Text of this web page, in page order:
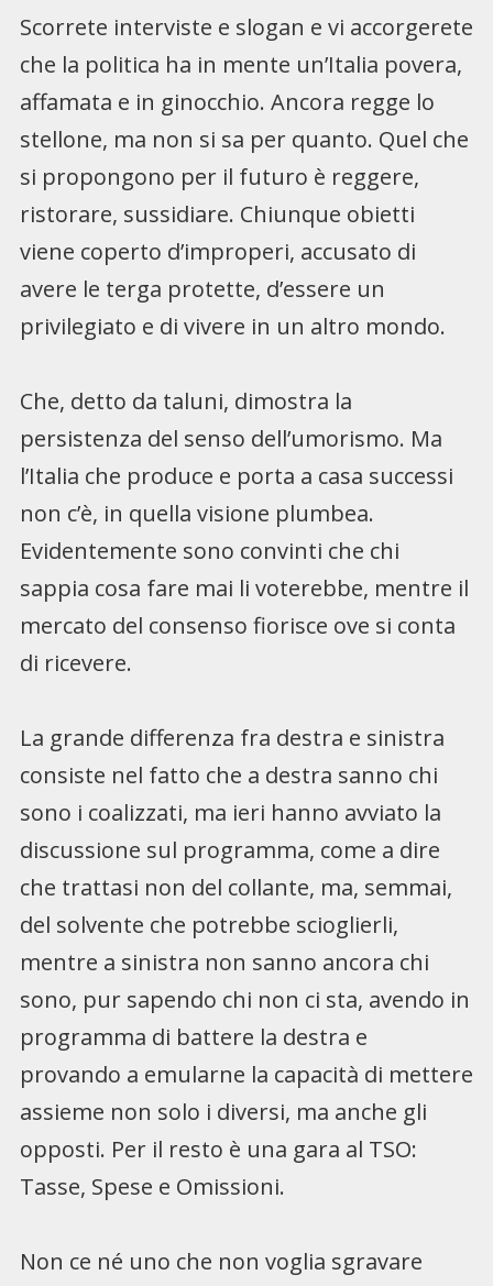
Scorrete interviste e slogan e vi accorgerete
che la politica ha in mente un’Italia povera,
affamata e in ginocchio. Ancora regge lo
stellone, ma non si sa per quanto. Quel che
si propongono per il futuro è reggere,
ristorare, sussidiare. Chiunque obietti
viene coperto d’improperi, accusato di
avere le terga protette, d’essere un
privilegiato e di vivere in un altro mondo.
Che, detto da taluni, dimostra la
persistenza del senso dell’umorismo. Ma
l’Italia che produce e porta a casa successi
non c’è, in quella visione plumbea.
Evidentemente sono convinti che chi
sappia cosa fare mai li voterebbe, mentre il
mercato del consenso fiorisce ove si conta
di ricevere.
La grande differenza fra destra e sinistra
consiste nel fatto che a destra sanno chi
sono i coalizzati, ma ieri hanno avviato la
discussione sul programma, come a dire
che trattasi non del collante, ma, semmai,
del solvente che potrebbe scioglierli,
mentre a sinistra non sanno ancora chi
sono, pur sapendo chi non ci sta, avendo in
programma di battere la destra e
provando a emularne la capacità di mettere
assieme non solo i diversi, ma anche gli
opposti. Per il resto è una gara al TSO:
Tasse, Spese e Omissioni.
Non ce né uno che non voglia sgravare